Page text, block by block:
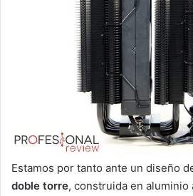
Estamos por tanto ante un diseño
doble torre, construida en aluminio